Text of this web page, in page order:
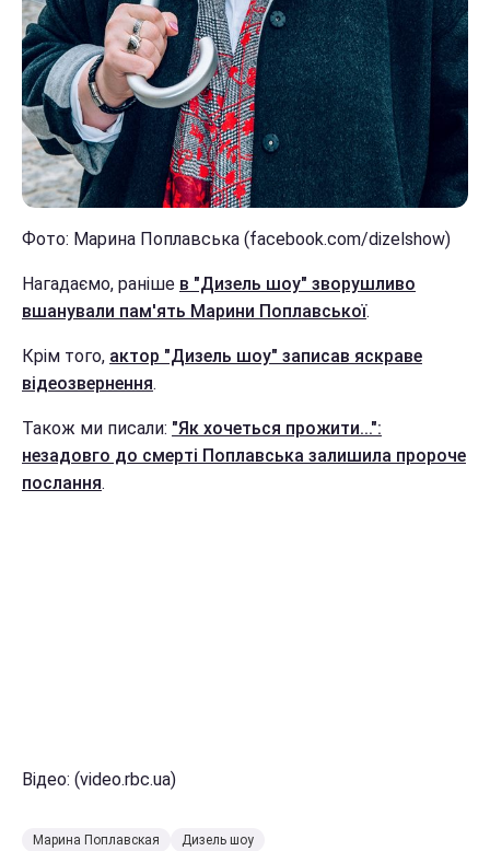
Фото: Марина Поплавська (facebook.com/dizelshow)
Нагадаємо, раніше в "Дизель шоу" зворушливо
вшанували пам'ять Марини Поплавської.
Крім того, актор "Дизель шоу" записав яскраве
відеозвернення.
Також ми писали: "Як хочеться прожити...":
незадовго до смерті Поплавська залишила пророче
послання.
Відео: (video.rbc.ua)
Марина Поплавская Дизель шоу